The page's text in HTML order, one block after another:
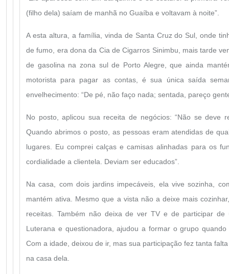
(filho dela) saíam de manhã no Guaíba e voltavam à noite”.
A esta altura, a família, vinda de Santa Cruz do Sul, onde
de fumo, era dona da Cia de Cigarros Sinimbu, mais tarde
de gasolina na zona sul de Porto Alegre, que ainda
motorista para pagar as contas, é sua única saída
envelhecimento: “De pé, não faço nada; sentada, pareço
No posto, aplicou sua receita de negócios: “Não se deve
Quando abrimos o posto, as pessoas eram atendidas de
lugares. Eu comprei calças e camisas alinhadas para os
cordialidade a clientela. Deviam ser educados”.
Na casa, com dois jardins impecáveis, ela vive sozinha,
mantém ativa. Mesmo que a vista não a deixe mais
receitas. Também não deixa de ver TV e de participar de
Luterana e questionadora, ajudou a formar o grupo
Com a idade, deixou de ir, mas sua participação fez tanta
na casa dela.